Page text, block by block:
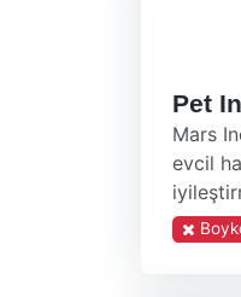
Pet
Mars
evcil